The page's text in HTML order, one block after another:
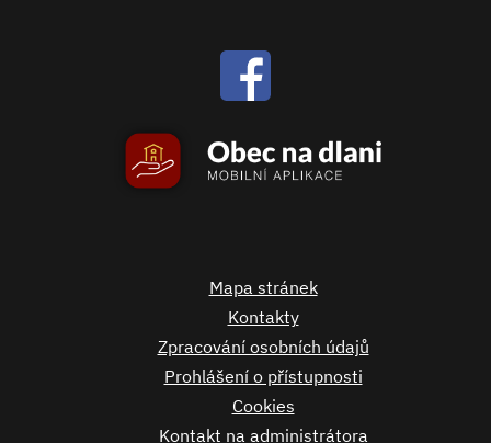
Mapa stránek
Kontakty
Zpracování osobních údajů
Prohlášení o přístupnosti
Cookies
Kontakt na administrátora